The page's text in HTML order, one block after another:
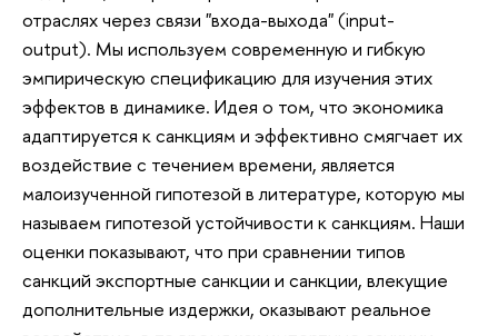
отраслях через связи "входа-выхода" (input-
output). Мы используем современную и гибкую
эмпирическую спецификацию для изучения этих
эффектов в динамике. Идея о том, что экономика
адаптируется к санкциям и эффективно смягчает их
воздействие с течением времени, является
малоизученной гипотезой в литературе, которую мы
называем гипотезой устойчивости к санкциям. Наши
оценки показывают, что при сравнении типов
санкций экспортные санкции и санкции, влекущие
дополнительные издержки, оказывают реальное